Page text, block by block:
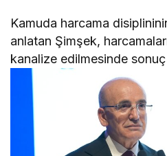
Kamuda harcama
anlatan Şimşek,
kanalize edilmesinde sonuç